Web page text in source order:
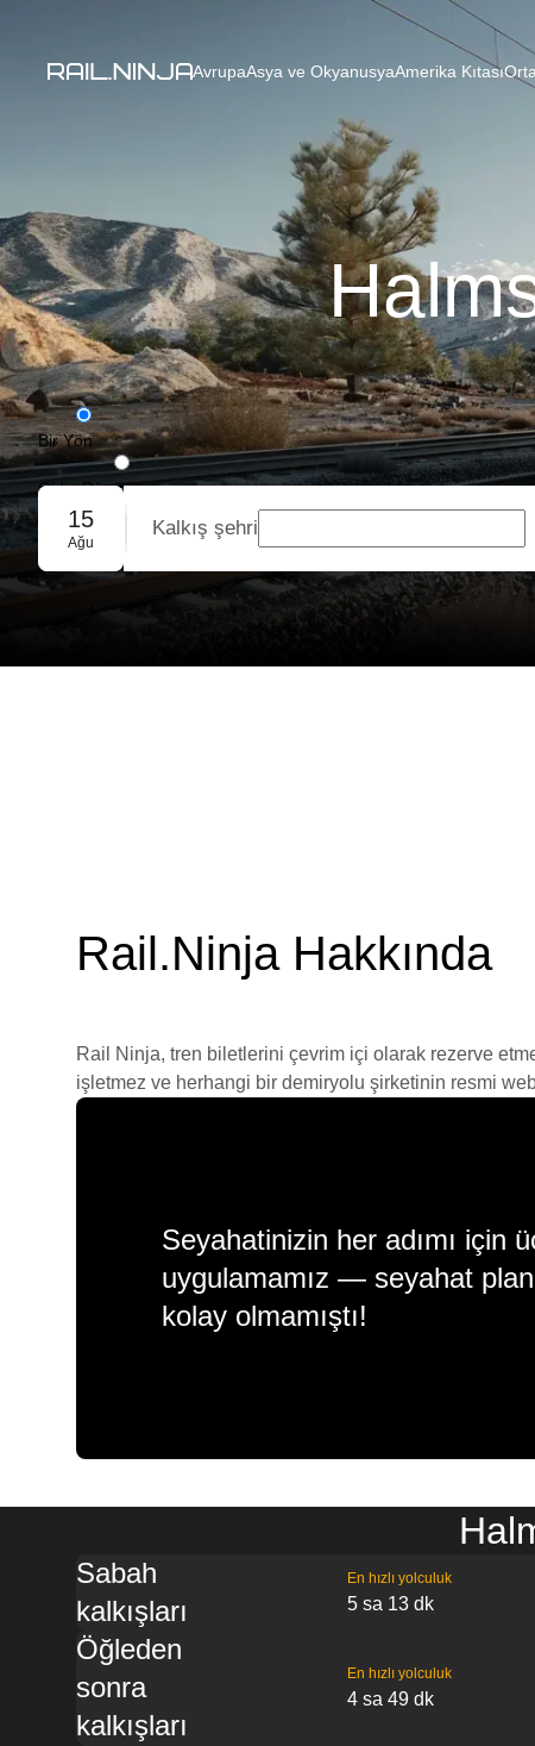
AvrupaAsya ve OkyanusyaAmerika Kıtası
Bir Yön
Gidiş-Dönüş
Grup Rezervasyonu
15
Ağu
Kalkış şehri
Rail.Ninja Hakkında
Rail Ninja, tren biletlerini çevrim içi olarak rezerve
işletmez ve herhangi bir demiryolu şirketinin resmi
Seyahatinizin her adımı için
uygulamamız — seyahat
kolay olmamıştı!
Sabah
kalkışları
En hızlı yolculuk
5 sa 13 dk
Öğleden
sonra
kalkışları
En hızlı yolculuk
4 sa 49 dk